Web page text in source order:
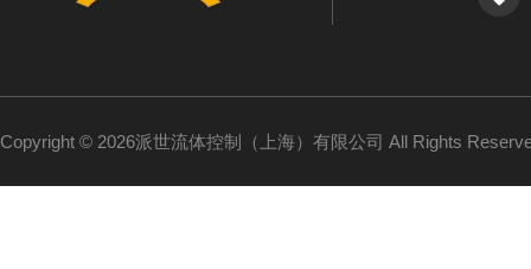
Copyright © 2026派世流体控制（上海）有限公司 All Rights